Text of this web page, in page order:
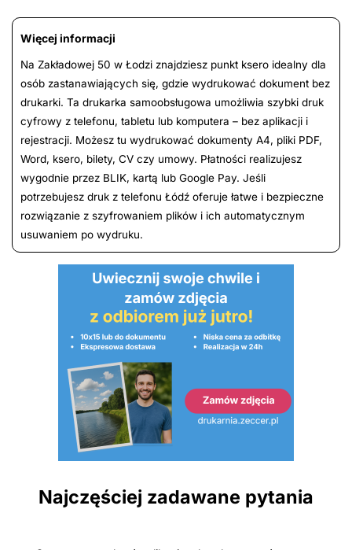
Więcej informacji
Na Zakładowej 50 w Łodzi znajdziesz punkt ksero idealny dla
osób zastanawiających się, gdzie wydrukować dokument bez
drukarki. Ta drukarka samoobsługowa umożliwia szybki druk
cyfrowy z telefonu, tabletu lub komputera – bez aplikacji i
rejestracji. Możesz tu wydrukować dokumenty A4, pliki PDF,
Word, ksero, bilety, CV czy umowy. Płatności realizujesz
wygodnie przez BLIK, kartą lub Google Pay. Jeśli
potrzebujesz druk z telefonu Łódź oferuje łatwe i bezpieczne
rozwiązanie z szyfrowaniem plików i ich automatycznym
usuwaniem po wydruku.
Najczęściej zadawane pytania